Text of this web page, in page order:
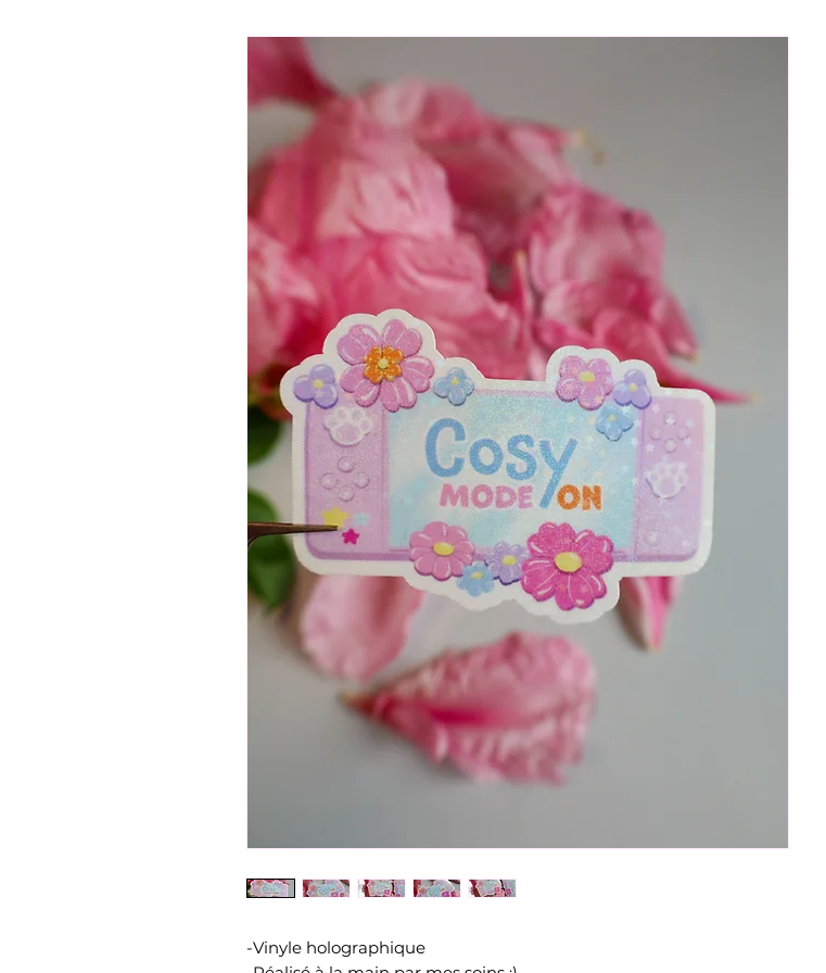
-Vinyle holographique